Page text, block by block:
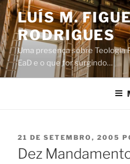
Saltar
para
o
conteúdo
LUÍS M.
RODRIGUES
Uma presença sobre Teologia
EaD e o que for surgindo…
PUBLICADO
EM
21 DE SETEMBRO, 2005
Dez